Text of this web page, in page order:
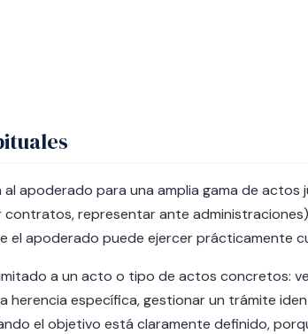
apoderado para una amplia gama de actos
representar ante
el apoderado puede ejercer prácticamente
a un acto o tipo de actos concretos:
herencia específica, gestionar un trámite
el objetivo está claramente definido,